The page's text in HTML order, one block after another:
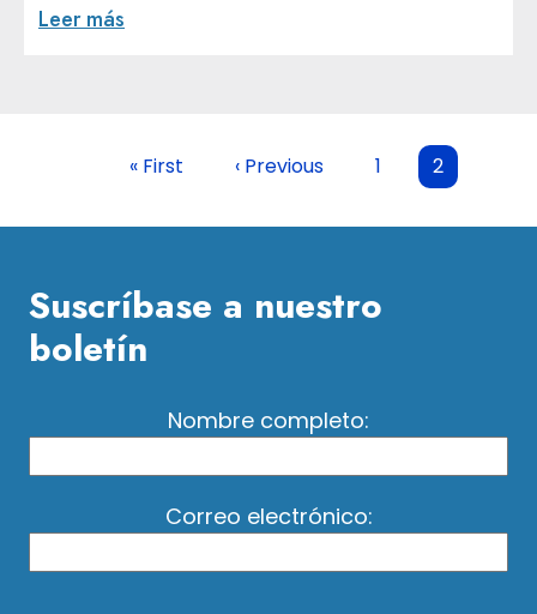
Leer más
Primera página
« First Página anterior
‹ Previous Page
1 Page
2
Suscríbase a nuestro
boletín
Nombre completo:
Correo electrónico: